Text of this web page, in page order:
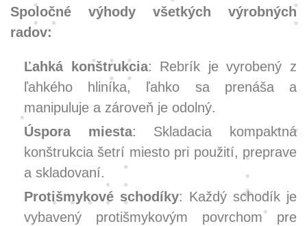
Spoločné výhody všetkých výrobných
radov:
Ľahká konštrukcia: Rebrík je vyrobený z
ľahkého hliníka, ľahko sa prenáša a
manipuluje a zároveň je odolný.
Úspora miesta: Skladacia kompaktná
konštrukcia šetrí miesto pri použití, preprave
a skladovaní.
Protišmykové schodíky: Každý schodík je
vybavený protišmykovým povrchom pre